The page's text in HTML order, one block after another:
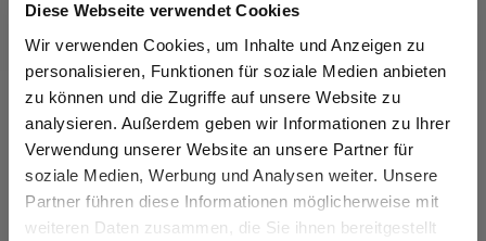
Diese Webseite verwendet Cookies
Wir verwenden Cookies, um Inhalte und Anzeigen zu
personalisieren, Funktionen für soziale Medien anbieten
zu können und die Zugriffe auf unsere Website zu
analysieren. Außerdem geben wir Informationen zu Ihrer
Verwendung unserer Website an unsere Partner für
soziale Medien, Werbung und Analysen weiter. Unsere
Partner führen diese Informationen möglicherweise mit
weiteren Daten zusammen, die Sie ihnen bereitgestellt
großzügiger Balkon mit Meerblick
WC/Bad mit Dusche
Haartrockner
Satelliten-Fernsehen
direkte Telefonleitung
Wasserkocher mit einer Auswahl an Tees und Kaffee
Geldschrank
Klimaanlage
WLAN